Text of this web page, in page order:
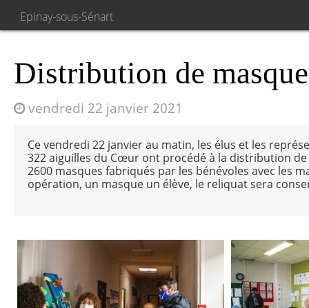
Epinay-sous-Sénart
Distribution de
vendredi 22 janvier 2021
Ce vendredi 22 janvier au matin, les élus et les
322 aiguilles du Cœur ont procédé à la distribution
2600 masques fabriqués par les bénévoles avec les
opération, un masque un élève, le reliquat sera